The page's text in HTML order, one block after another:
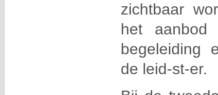
zichtbaar
het aanbod
begeleiding
de leid-st-er.